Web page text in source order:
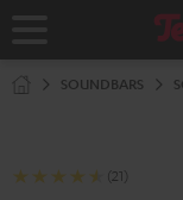
SOUNDBARS
(21)